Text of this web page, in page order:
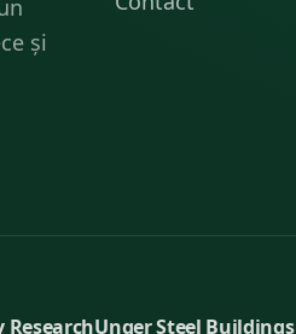
și
ResearchUnger Steel Buildings